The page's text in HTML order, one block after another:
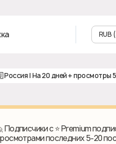
RUB
Россия | На 20 дней + просмотры
Подписчики с ⭐️ Premium
последних 5-20